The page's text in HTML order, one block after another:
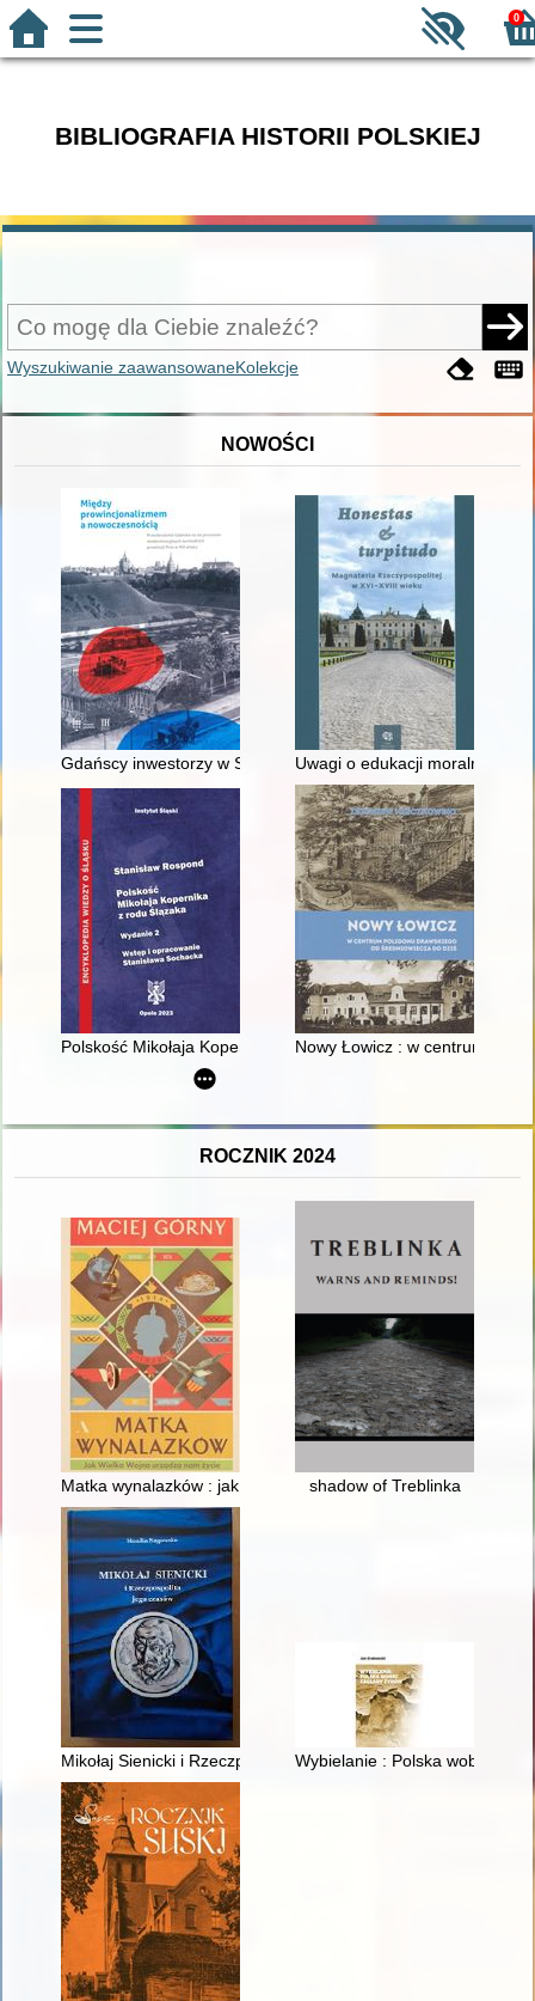
0
BIBLIOGRAFIA HISTORII POLSKIEJ
Wyszukiwanie zaawansowaneKolekcje
NOWOŚCI
Gdańscy inwestorzy w Sopocie : prestiż finansowy i
Uwagi o edukacji moralnej
Polskość Mikołaja Kopernika z rodu ŚlązakaNowy Łowicz : w centrum
ROCZNIK 2024
Matka wynalazków : jak Wielka Wojna urządza nam życie
shadow of Treblinka
Mikołaj Sienicki i Rzeczpospolita jego czasów
Wybielanie : Polska wobec